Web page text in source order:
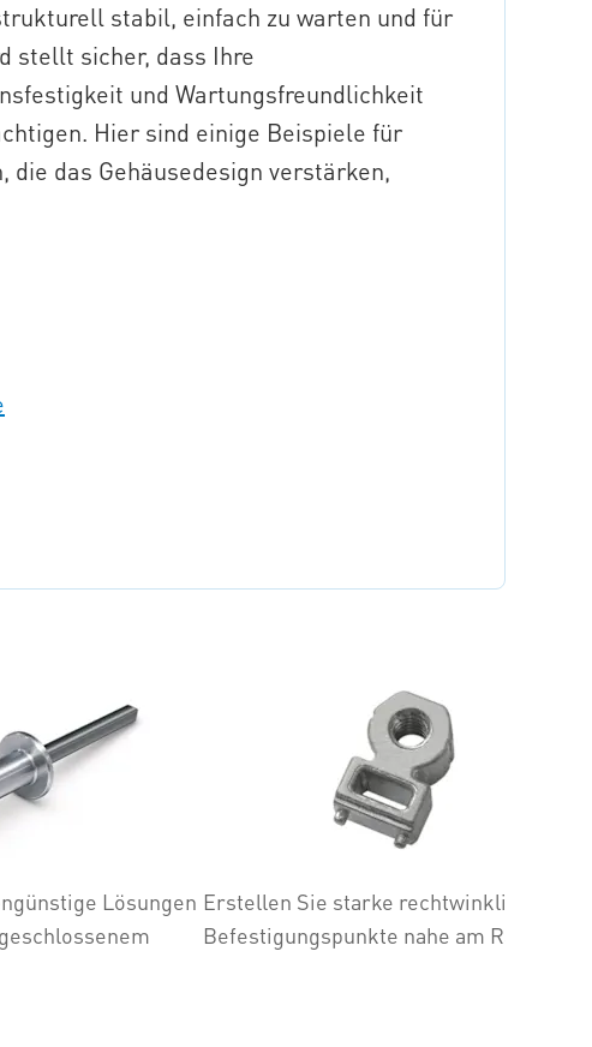
stabil, einfach zu warten und für
stellt sicher, dass Ihre
und Wartungsfreundlichkeit
Hier sind einige Beispiele für
die das Gehäusedesign verstärken,
Lösungen Erstellen Sie starke rechtwinklige
Befestigungspunkte nahe am Rand.